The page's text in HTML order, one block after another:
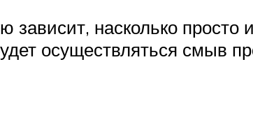
насколько просто
осуществляться смыв